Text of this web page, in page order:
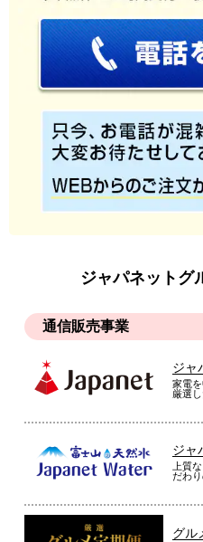
ジャパネットグ
通信販売事業
ジャ
家電
厳選
ジャ
上質
だわ
グル